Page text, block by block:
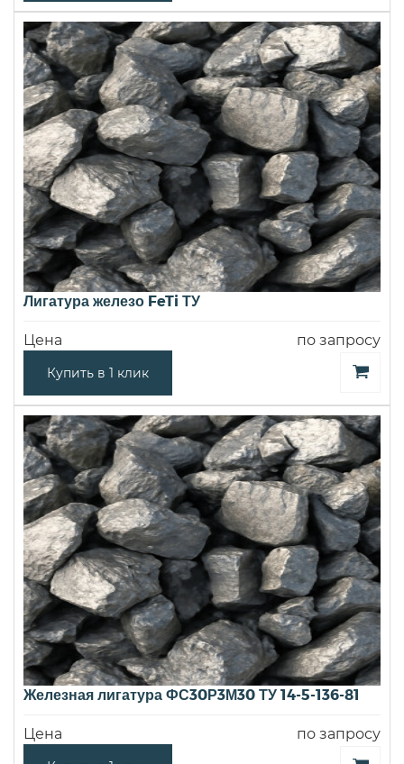
Лигатура железо FeTi ТУ
Цена по запросу
Купить в 1 клик
Железная лигатура ФС30Р3М30 ТУ 14-5-136-81
Цена по запросу